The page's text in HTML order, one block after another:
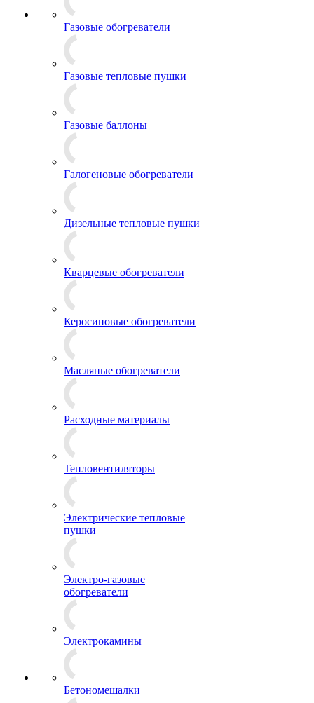
Газовые обогреватели
Газовые тепловые пушки
Газовые баллоны
Галогеновые обогреватели
Дизельные тепловые пушки
Кварцевые обогреватели
Керосиновые обогреватели
Масляные обогреватели
Расходные материалы
Тепловентиляторы
Электрические тепловые
пушки
Электро-газовые
обогреватели
Электрокамины
Бетономешалки